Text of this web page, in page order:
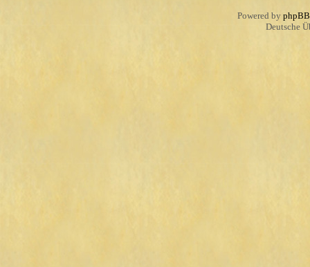
Powered by phpBB
Deutsche